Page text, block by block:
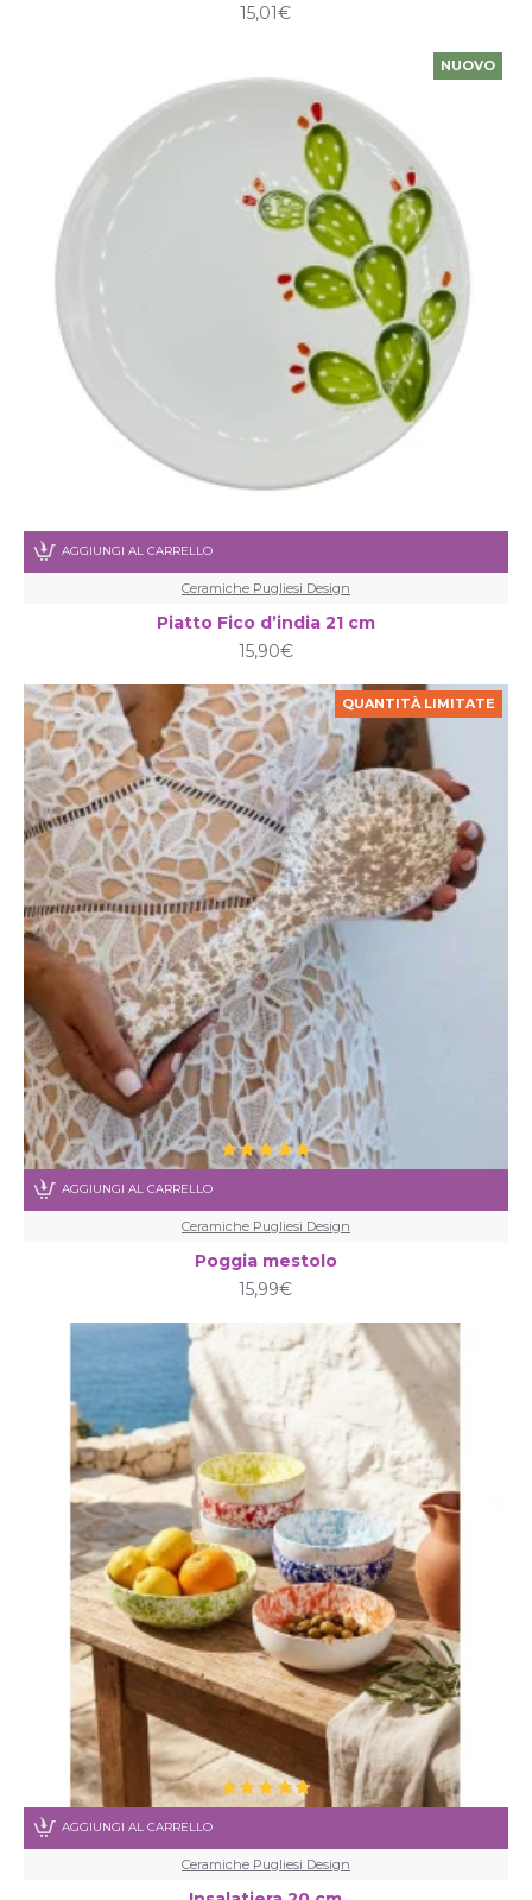
15,01€
NUOVO
Ceramiche Pugliesi Design
Piatto Fico d’india 21 cm
15,90€
AGGIUNGI AL CARRELLO
QUANTITÀ LIMITATE
Ceramiche Pugliesi Design
Poggia mestolo
15,99€
AGGIUNGI AL CARRELLO
Ceramiche Pugliesi Design
AGGIUNGI AL CARRELLO